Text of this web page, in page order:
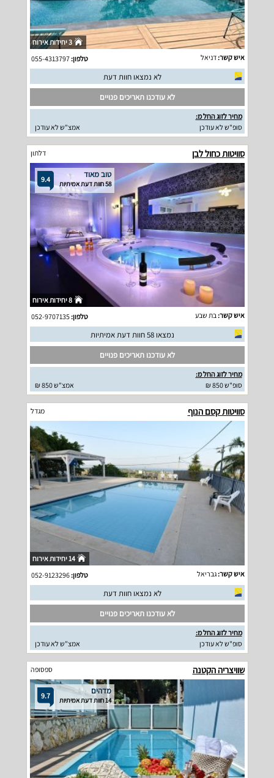
3 יחידות אירוח
איש קשר:דניאל טלפון:055-4313797
לא נמצאו חוות דעת
לא עודכנו תאריכים פנויים
מחיר לזוג החל מ:
סופ"ש לא עודכן
אמצ"ש לא עודכן
סוויטות כחול לבן דלתון
9.4 טוב מאוד
58 חוות דעת אמיתיות
8 יחידות אירוח
איש קשר:בת שבע טלפון:052-9707135
נמצאו 58 חוות דעת אמיתיות
לא עודכנו תאריכים פנויים
מחיר לזוג החל מ:
סופ"ש 850 ₪
אמצ"ש 850 ₪
סוויטות קסם הנוף מגדל
14 יחידות אירוח
איש קשר:גבריאל טלפון:052-9123296
לא נמצאו חוות דעת
לא עודכנו תאריכים פנויים
מחיר לזוג החל מ:
סופ"ש לא עודכן
אמצ"ש לא עודכן
שוויצריה הקטנה ספסופה
9.7 מדהים
14 חוות דעת אמיתיות